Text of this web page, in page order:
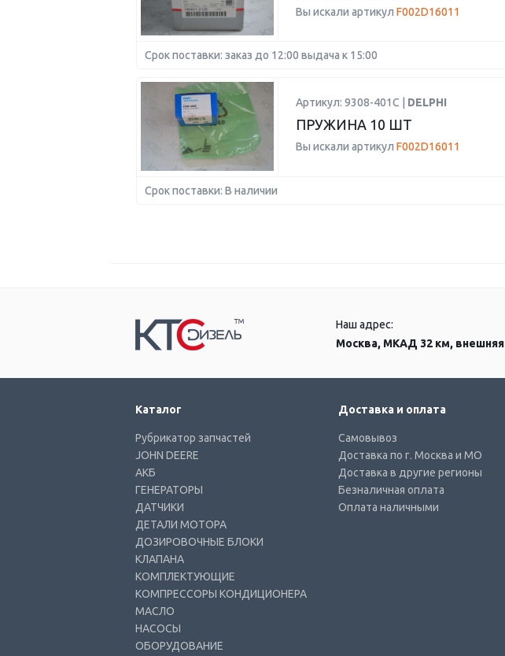
Вы искали артикул F002D16011
Срок поставки: заказ до 12:00 выдача к 15:00
Артикул: 9308-401C | DELPHI
ПРУЖИНА 10 ШТ
Вы искали артикул F002D16011
Срок поставки: В наличии
Наш адрес:
Москва, МКАД 32 км,
Каталог
Рубрикатор запчастей
JOHN DEERE
АКБ
ГЕНЕРАТОРЫ
ДАТЧИКИ
ДЕТАЛИ МОТОРА
ДОЗИРОВОЧНЫЕ БЛОКИ
КЛАПАНА
КОМПЛЕКТУЮЩИЕ
КОМПРЕССОРЫ КОНДИЦИОНЕРА
МАСЛО
НАСОСЫ
ОБОРУДОВАНИЕ
Доставка и оплата
Самовывоз
Доставка по г. Москва и МО
Доставка в другие регионы
Безналичная оплата
Оплата наличными